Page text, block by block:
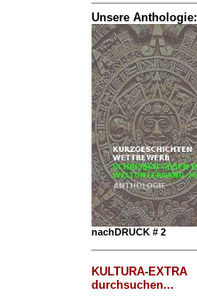
Unsere Anthologie:
nachDRUCK # 2
KULTURA-EXTRA
durchsuchen...